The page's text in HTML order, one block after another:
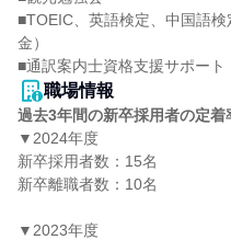
■TOEIC、英語検定、中国語
金）
■通訳案内士資格支援サポート
職場情報
過去3年間の新卒採用者の定着
▼2024年度
新卒採用者数：15名
新卒離職者数：10名
▼2023年度